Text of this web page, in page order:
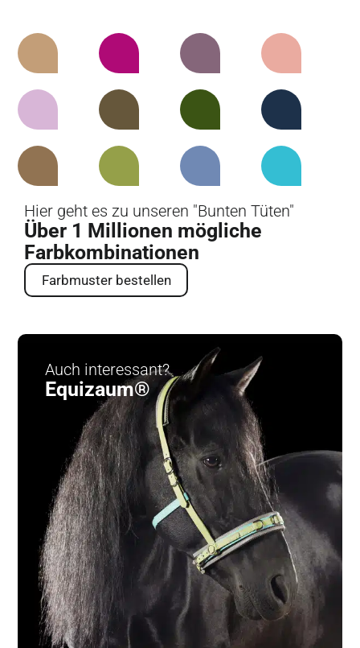
Hier geht es zu unseren "Bunten Tüten"
Über 1 Millionen mögliche
Farbkombinationen
Farbmuster bestellen
Auch interessant?
Equizaum®